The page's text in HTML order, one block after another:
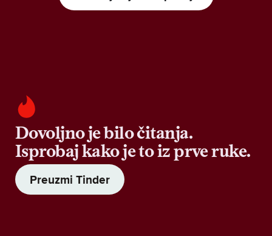
Dovoljno je bilo čitanja.
Isprobaj kako je to iz prve ruke.
Preuzmi Tinder